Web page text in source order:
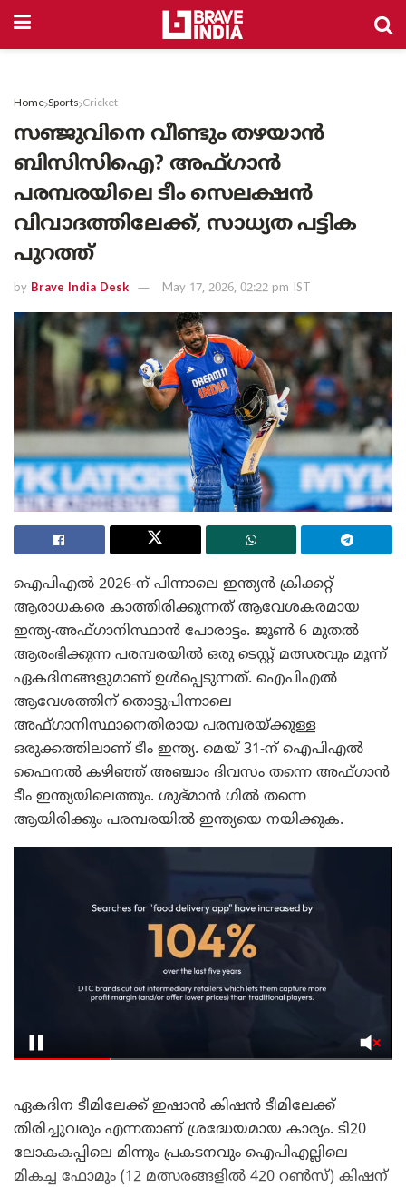
Home Sports Cricket
സഞ്ജുവിനെ വീണ്ടും തഴയാൻ
ബിസിസിഐ? അഫ്ഗാൻ
പരമ്പരയിലെ ടീം സെലക്ഷൻ
വിവാദത്തിലേക്ക്, സാധ്യത പട്ടിക
പുറത്ത്
by Brave India Desk May 17, 2026, 02:22 pm IST
ഐപിഎൽ 2026-ന് പിന്നാലെ ഇന്ത്യൻ ക്രിക്കറ്റ്
ആരാധകരെ കാത്തിരിക്കുന്നത് ആവേശകരമായ
ഇന്ത്യ-അഫ്ഗാനിസ്ഥാൻ പോരാട്ടം. ജൂൺ 6 മുതൽ
ആരംഭിക്കുന്ന പരമ്പരയിൽ ഒരു ടെസ്റ്റ് മത്സരവും മൂന്ന്
ഏകദിനങ്ങളുമാണ് ഉൾപ്പെടുന്നത്. ഐപിഎൽ
ആവേശത്തിന് തൊട്ടുപിന്നാലെ
അഫ്ഗാനിസ്ഥാനെതിരായ പരമ്പരയ്ക്കുള്ള
ഒരുക്കത്തിലാണ് ടീം ഇന്ത്യ. മെയ് 31-ന് ഐപിഎൽ
ഫൈനൽ കഴിഞ്ഞ് അഞ്ചാം ദിവസം തന്നെ അഫ്ഗാൻ
ടീം ഇന്ത്യയിലെത്തും. ശുഭ്മാൻ ഗിൽ തന്നെ
ആയിരിക്കും പരമ്പരയിൽ ഇന്ത്യയെ നയിക്കുക.
ഏകദിന ടീമിലേക്ക് ഇഷാൻ കിഷൻ ടീമിലേക്ക്
തിരിച്ചുവരും എന്നതാണ് ശ്രദ്ധേയമായ കാര്യം. ടി20
ലോകകപ്പിലെ മിന്നും പ്രകടനവും ഐപിഎല്ലിലെ
മികച്ച ഫോമും (12 മത്സരങ്ങളിൽ 420 റൺസ്) കിഷന്